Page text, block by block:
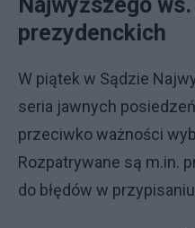
prezydenckich
W piątek w Sądzie
seria jawnych
przeciwko ważności
Rozpatrywane są m.in.
do błędów w